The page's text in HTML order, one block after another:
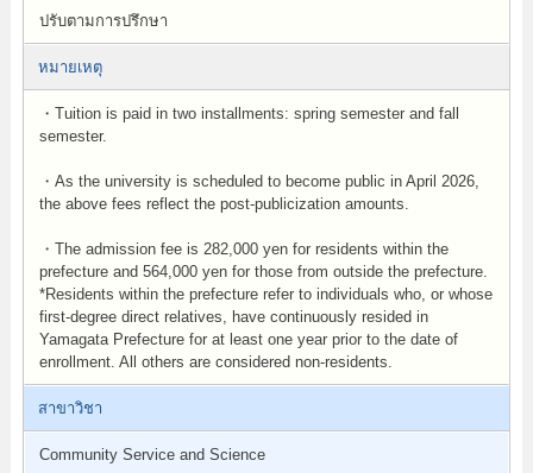
ปรับตามการปรึกษา
หมายเหตุ
・Tuition is paid in two installments: spring semester and fall
semester.
・As the university is scheduled to become public in April 2026,
the above fees reflect the post-publicization amounts.
・The admission fee is 282,000 yen for residents within the
prefecture and 564,000 yen for those from outside the prefecture.
*Residents within the prefecture refer to individuals who, or whose
first-degree direct relatives, have continuously resided in
Yamagata Prefecture for at least one year prior to the date of
enrollment. All others are considered non-residents.
สาขาวิชา
Community Service and Science